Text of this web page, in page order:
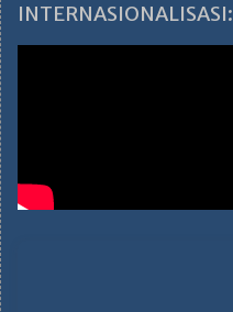
INTERNASIONALISASI: